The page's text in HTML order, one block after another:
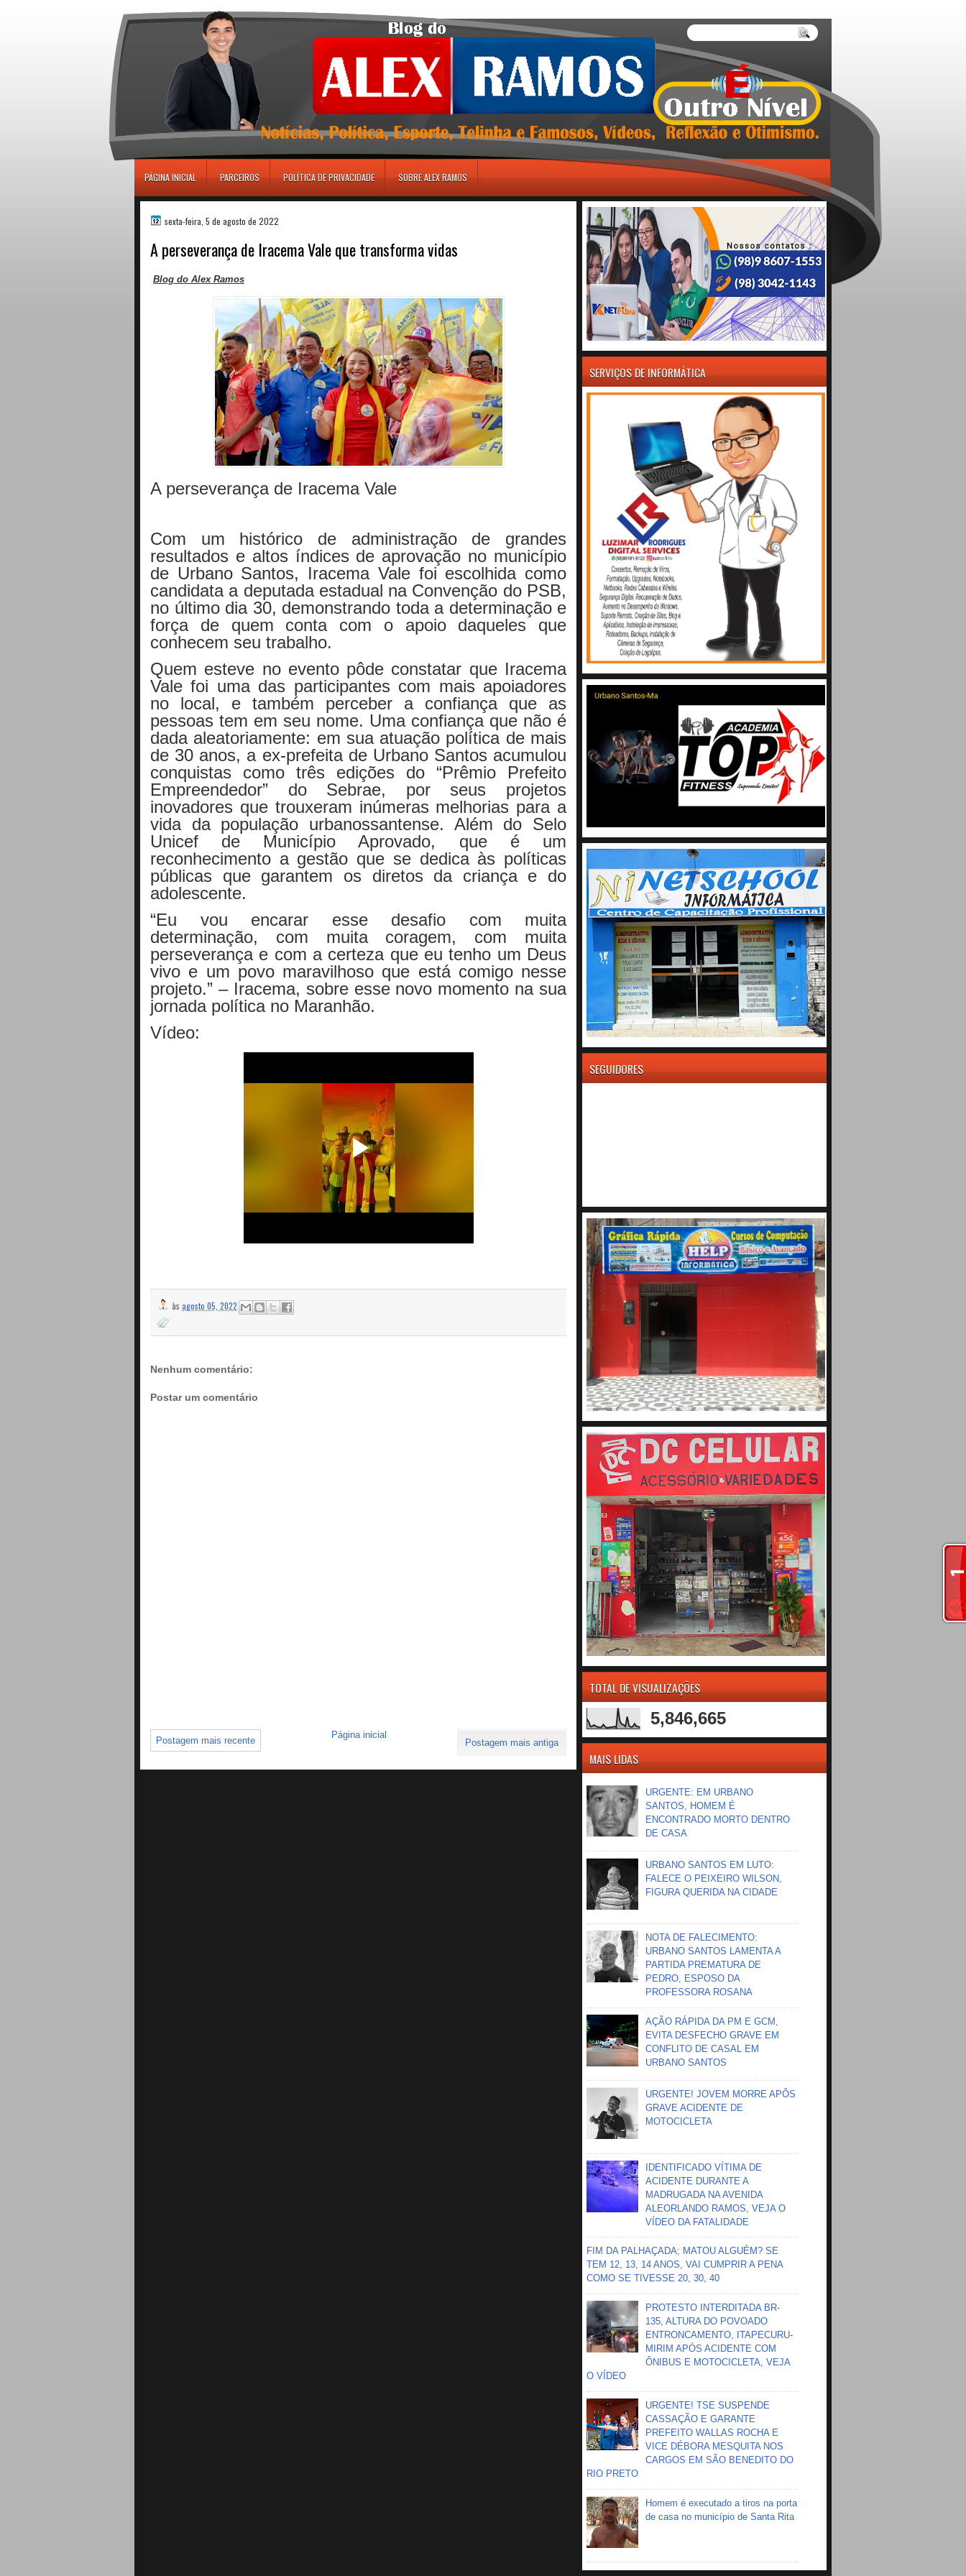
PÁGINA INICIAL PARCEIROS POLÍTICA DE PRIVACIDADE SOBRE ALEX RAMOS
sexta-feira, 5 de agosto de 2022
A perseverança de Iracema Vale que transforma vidas
Blog do Alex Ramos
A perseverança de Iracema Vale
Com um histórico de administração de grandes
resultados e altos índices de aprovação no município
de Urbano Santos, Iracema Vale foi escolhida como
candidata a deputada estadual na Convenção do PSB,
no último dia 30, demonstrando toda a determinação e
força de quem conta com o apoio daqueles que
conhecem seu trabalho.
Quem esteve no evento pôde constatar que Iracema
Vale foi uma das participantes com mais apoiadores
no local, e também perceber a confiança que as
pessoas tem em seu nome. Uma confiança que não é
dada aleatoriamente: em sua atuação política de mais
de 30 anos, a ex-prefeita de Urbano Santos acumulou
conquistas como três edições do “Prêmio Prefeito
Empreendedor” do Sebrae, por seus projetos
inovadores que trouxeram inúmeras melhorias para a
vida da população urbanossantense. Além do Selo
Unicef de Município Aprovado, que é um
reconhecimento a gestão que se dedica às políticas
públicas que garantem os diretos da criança e do
adolescente.
“Eu vou encarar esse desafio com muita
determinação, com muita coragem, com muita
perseverança e com a certeza que eu tenho um Deus
vivo e um povo maravilhoso que está comigo nesse
projeto.” – Iracema, sobre esse novo momento na sua
jornada política no Maranhão.
Vídeo:
às agosto 05, 2022
Nenhum comentário:
Postar um comentário
Postagem mais recente Postagem mais antiga
Página inicial
SERVIÇOS DE INFORMÁTICA
SEGUIDORES
TOTAL DE VISUALIZAÇÕES
5,846,665
MAIS LIDAS
URGENTE: EM URBANO
SANTOS, HOMEM É
ENCONTRADO MORTO DENTRO
DE CASA
URBANO SANTOS EM LUTO:
FALECE O PEIXEIRO WILSON,
FIGURA QUERIDA NA CIDADE
NOTA DE FALECIMENTO:
URBANO SANTOS LAMENTA A
PARTIDA PREMATURA DE
PEDRO, ESPOSO DA
PROFESSORA ROSANA
AÇÃO RÁPIDA DA PM E GCM,
EVITA DESFECHO GRAVE EM
CONFLITO DE CASAL EM
URBANO SANTOS
URGENTE! JOVEM MORRE APÔS
GRAVE ACIDENTE DE
MOTOCICLETA
IDENTIFICADO VÍTIMA DE
ACIDENTE DURANTE A
MADRUGADA NA AVENIDA
ALEORLANDO RAMOS, VEJA O
VÍDEO DA FATALIDADE
FIM DA PALHAÇADA; MATOU ALGUÉM? SE
TEM 12, 13, 14 ANOS, VAI CUMPRIR A PENA
COMO SE TIVESSE 20, 30, 40
PROTESTO INTERDITADA BR-
135, ALTURA DO POVOADO
ENTRONCAMENTO, ITAPECURU-
MIRIM APÓS ACIDENTE COM
ÔNIBUS E MOTOCICLETA, VEJA
O VÍDEO
URGENTE! TSE SUSPENDE
CASSAÇÃO E GARANTE
PREFEITO WALLAS ROCHA E
VICE DÉBORA MESQUITA NOS
CARGOS EM SÃO BENEDITO DO
RIO PRETO
Homem é executado a tiros na porta
de casa no município de Santa Rita